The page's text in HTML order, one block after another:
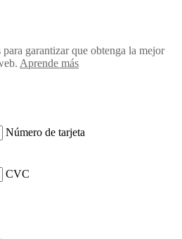
garantizar que obtenga la mejor
Aprende más
Número de tarjeta
CVC